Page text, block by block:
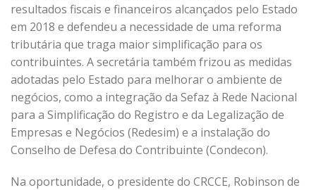
resultados fiscais e financeiros alcançados pelo Estado
em 2018 e defendeu a necessidade de uma reforma
tributária que traga maior simplificação para os
contribuintes. A secretária também frizou as medidas
adotadas pelo Estado para melhorar o ambiente de
negócios, como a integração da Sefaz à Rede Nacional
para a Simplificação do Registro e da Legalização de
Empresas e Negócios (Redesim) e a instalação do
Conselho de Defesa do Contribuinte (Condecon).
Na oportunidade, o presidente do CRCCE, Robinson de